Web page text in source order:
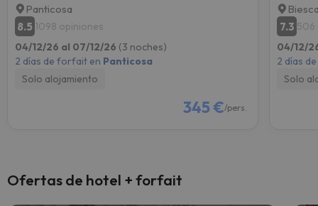
Panticosa
8.5 1098 opiniones
04/12/26 al 07/12/26 (3 noches)
2 días de forfait en Panticosa
Solo alojamiento
345 €/pers.
7.3 506
04/12/
2 días
Solo
Ofertas de hotel + forfait